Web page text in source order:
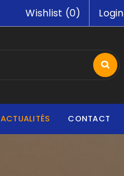
Login
Wishlist (0)
ACTUALITÉS CONTACT